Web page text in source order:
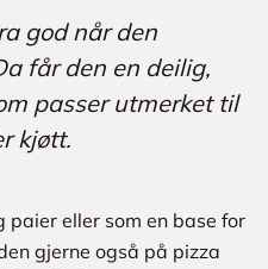
god når den
får den en deilig,
passer utmerket til
kjøtt.
paier eller som en base for
gjerne også på pizza